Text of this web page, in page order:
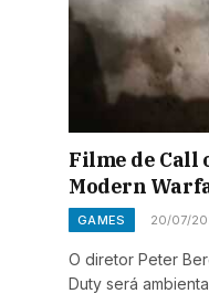
Filme de Call
Modern
GAMES 20/07/
O diretor Peter
Duty será